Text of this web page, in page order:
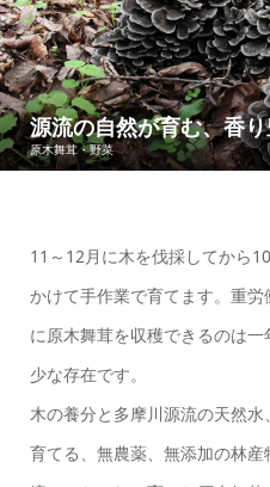
源流の自然が育む、香
原木舞茸・野菜
11～12月に木を伐採してから
かけて手作業で育てます。重
に原木舞茸を収穫できるのは
少な存在です。
木の養分と多摩川源流の天然
育てる、無農薬、無添加の林